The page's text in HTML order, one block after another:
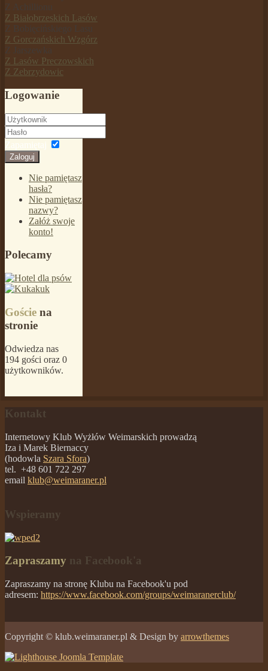
Z Achillionu
Z Białobrzeskich Lasów
Z Bobięcińskiego Lasu
Z Gorczańskich Wzgórz
Z Jarszewka
Z Lasów Preczowskich
Z Zebrzydowic
Logowanie
Zapamiętaj
Zaloguj
Nie pamiętasz
hasła?
Nie pamiętasz
nazwy?
Załóż swoje
konto!
Polecamy
Goście na
stronie
Odwiedza nas
194 gości oraz 0
użytkowników.
Kontakt
Internetowy Klub Wyżłów Weimarskich prowadzą
Iza i Marek Biernaccy
(hodowla Szara Sfora)
tel. +48 601 722 297
email klub@weimaraner.pl
Wspieramy
Zapraszamy na Facebook'a
Zapraszamy na stronę Klubu na Facebook'u pod
adresem: https://www.facebook.com/groups/weimaranerclub/
Copyright © klub.weimaraner.pl & Design by arrowthemes